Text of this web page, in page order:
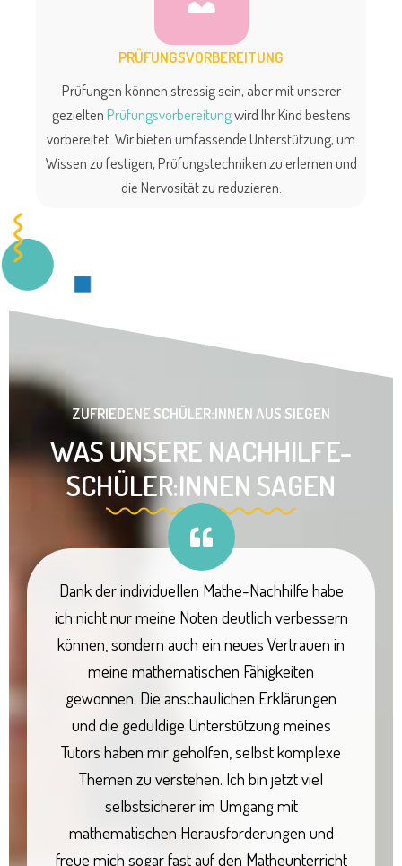
PRÜFUNGSVORBEREITUNG
Prüfungen können stressig sein, aber mit unserer
gezieltenPrüfungsvorbereitungwird Ihr Kind bestens
vorbereitet. Wir bieten umfassende Unterstützung, um
Wissen zu festigen, Prüfungstechniken zu erlernen und
die Nervosität zu reduzieren.
ZUFRIEDENE SCHÜLER:INNEN AUS SIEGEN
WAS UNSERE NACHHILFE-
SCHÜLER:INNEN SAGEN
Dank der individuellen Mathe-Nachhilfe habe
ich nicht nur meine Noten deutlich verbessern
können, sondern auch ein neues Vertrauen in
meine mathematischen Fähigkeiten
gewonnen. Die anschaulichen Erklärungen
und die geduldige Unterstützung meines
Tutors haben mir geholfen, selbst komplexe
Themen zu verstehen. Ich bin jetzt viel
selbstsicherer im Umgang mit
mathematischen Herausforderungen und
freue mich sogar fast auf den Matheunterricht